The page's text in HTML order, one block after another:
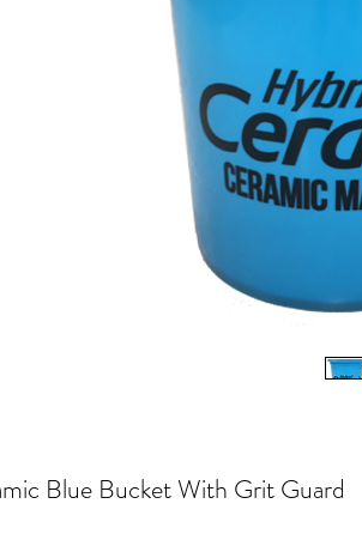
Blue Bucket With Grit Guard